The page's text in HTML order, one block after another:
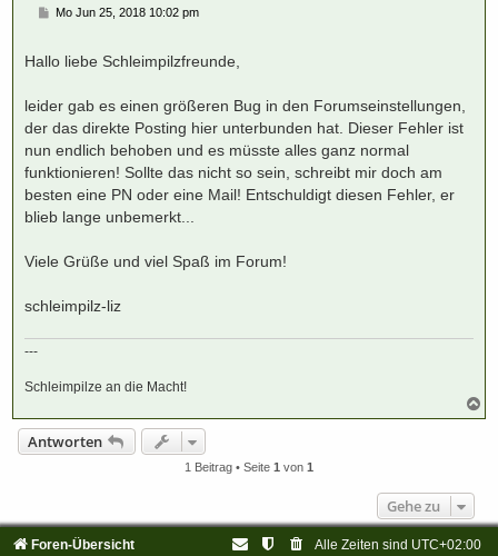
B
t
r
Mo Jun 25, 2018 10:02 pm
Hallo liebe Schleimpilzfreunde,
leider gab es einen größeren Bug in den Forumseinstellungen,
der das direkte Posting hier unterbunden hat. Dieser Fehler ist
nun endlich behoben und es müsste alles ganz normal
funktionieren! Sollte das nicht so sein, schreibt mir doch am
besten eine PN oder eine Mail! Entschuldigt diesen Fehler, er
blieb lange unbemerkt...
Viele Grüße und viel Spaß im Forum!
schleimpilz-liz
---
Schleimpilze an die Macht!
a
Antworten
1 Beitrag • Seite 1 von 1
Gehe zu
Foren-Übersicht Alle Zeiten sind UTC+02:00